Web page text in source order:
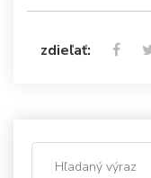
zdieľať: